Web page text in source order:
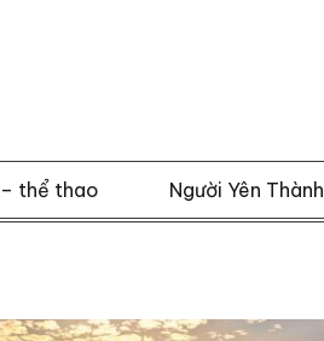
thể thao Người Yên Thành